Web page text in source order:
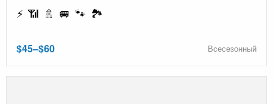
⚡ 📶 🚿 🚐 🐾 🏞️
$45–$60 Всесезонный